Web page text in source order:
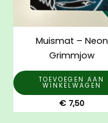
Muismat – Neon
Grimmjow
TOEVOEGEN AAN
WINKELWAGEN
€7,50